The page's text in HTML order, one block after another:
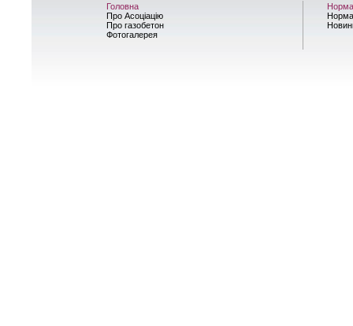
Головна
Про Асоціацію
Про газобетон
Фотогалерея